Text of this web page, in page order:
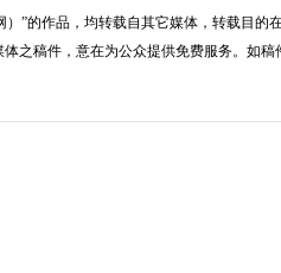
”的作品，均转载自其它媒体，转载目的
之稿件，意在为公众提供免费服务。如